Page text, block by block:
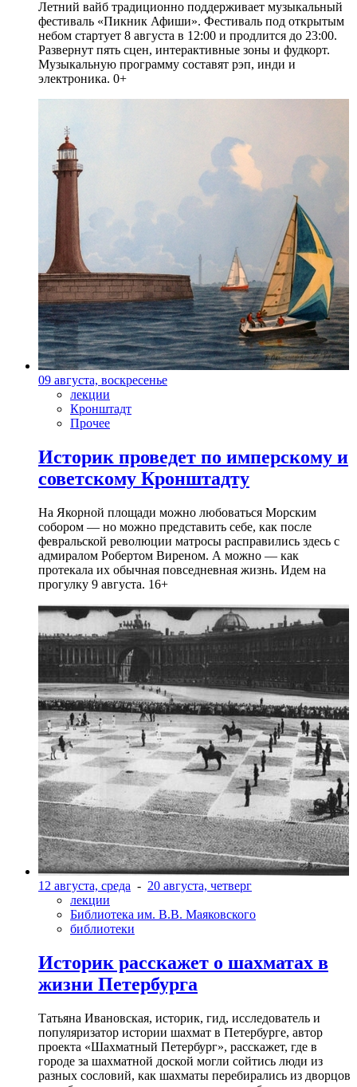
Летний вайб традиционно поддерживает музыкальный
фестиваль «Пикник Афиши». Фестиваль под открытым
небом стартует 8 августа в 12:00 и продлится до 23:00.
Развернут пять сцен, интерактивные зоны и фудкорт.
Музыкальную программу составят рэп, инди и
электроника. 0+
09 августа, воскресенье
лекции
Кронштадт
Прочее
Историк проведет по имперскому и
советскому Кронштадту
На Якорной площади можно любоваться Морским
собором — но можно представить себе, как после
февральской революции матросы расправились здесь с
адмиралом Робертом Виреном. А можно — как
протекала их обычная повседневная жизнь. Идем на
прогулку 9 августа. 16+
12 августа, среда - 20 августа, четверг
лекции
Библиотека им. В.В. Маяковского
библиотеки
Историк расскажет о шахматах в
жизни Петербурга
Татьяна Ивановская, историк, гид, исследователь и
популяризатор истории шахмат в Петербурге, автор
проекта «Шахматный Петербург», расскажет, где в
городе за шахматной доской могли сойтись люди из
разных сословий, как шахматы перебирались из дворцов